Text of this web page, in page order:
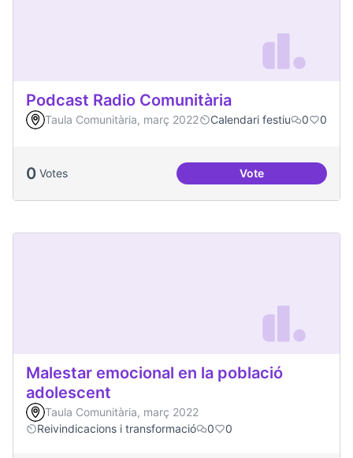
Podcast Radio Comunitària
Taula Comunitària, març 2022 Calendari festiu 0 0
0 Votes VotePodcast Radio
Malestar emocional en la població
adolescent
Taula Comunitària, març 2022
Reivindicacions i transformació
0 0